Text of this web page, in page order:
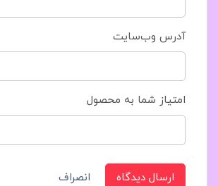
آدرس وب‌سایت
امتیاز شما به محصول
ارسال دیدگاه انصراف